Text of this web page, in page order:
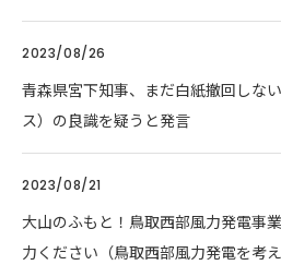
2023/08/26
青森県宮下知事、まだ白紙撤回しな
ス）の良識を疑うと発言
2023/08/21
大山のふもと！鳥取西部風力発電事
力ください（鳥取西部風力発電を考え